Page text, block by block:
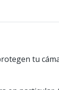
tu